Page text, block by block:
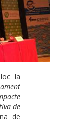
la
de
de